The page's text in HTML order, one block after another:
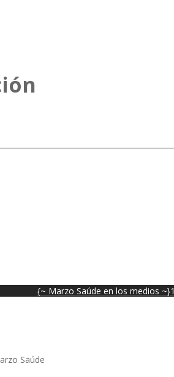
{~ Marzo Saúde en los medios ~}
Saúde